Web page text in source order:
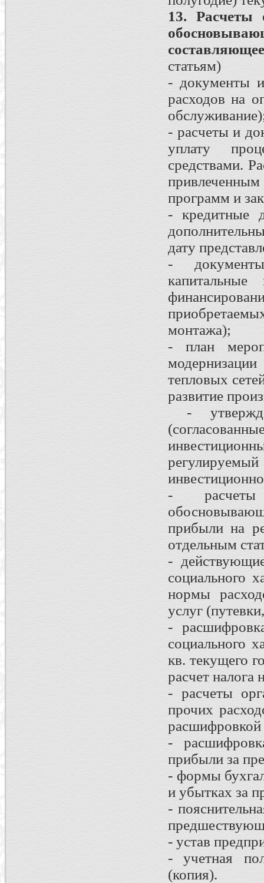
13. Расчеты
составляющее
статьям)
- документы
расходов на
- расчеты и
уплату
средствами.
программ и
- кредитные
дату
-
монтажа);
- план
тепловых
развитие
-
- расчеты
прибыли на
отдельным
-
социального
нормы
услуг
-
социального
кв. текущего
расчет налога
- расчеты
прочих
расшифровкой
-
прибыли за
- формы
и убытках за
-
- устав
- учетная
(копия).